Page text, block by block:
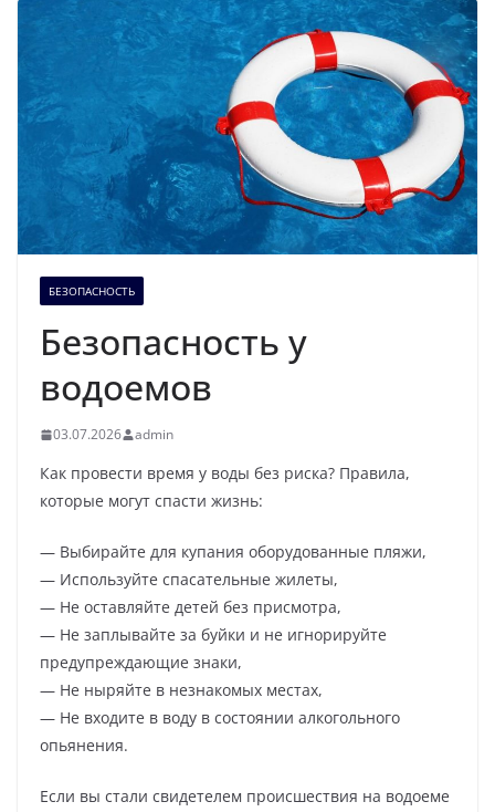
БЕЗОПАСНОСТЬ
Безопасность у
водоемов
03.07.2026 admin
Как провести время у воды без риска? Правила,
которые могут спасти жизнь:
— Выбирайте для купания оборудованные пляжи,
— Используйте спасательные жилеты,
— Не оставляйте детей без присмотра,
— Не заплывайте за буйки и не игнорируйте
предупреждающие знаки,
— Не ныряйте в незнакомых местах,
— Не входите в воду в состоянии алкогольного
опьянения.
Если вы стали свидетелем происшествия на водоеме